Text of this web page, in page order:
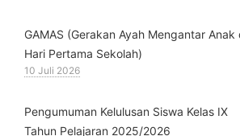
GAMAS (Gerakan Ayah Mengantar Anak
Hari Pertama Sekolah)
10 Juli 2026
Pengumuman Kelulusan Siswa Kelas IX
Tahun Pelajaran 2025/2026